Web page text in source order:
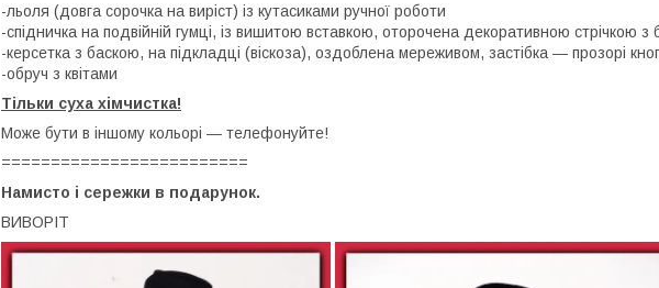
-льоля (довга сорочка на виріст) із кутасиками ручної роботи
-спідничка на подвійній гумці, із вишитою вставкою, оторочена декоративною стрічкою
-керсетка з баскою, на підкладці (віскоза), оздоблена мереживом, застібка ― прозорі
-обруч з квітами
Тільки суха хімчистка!
Може бути в іншому кольорі ― телефонуйте!
=========================
Намисто і сережки в подарунок.
ВИВОРІТ